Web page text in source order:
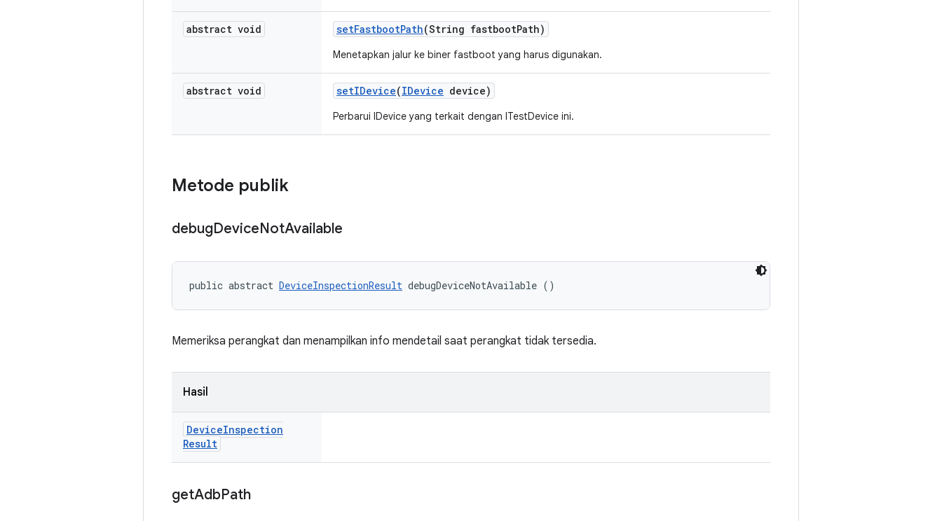
abstract void setFastbootPath(String fastbootPath)
Menetapkan jalur ke biner fastboot yang harus digunakan.
abstract void setIDevice(IDevice device)
Perbarui IDevice yang terkait dengan ITestDevice ini.
Metode publik
debugDeviceNotAvailable
public abstract DeviceInspectionResult debugDeviceNotAvailable ()
Memeriksa perangkat dan menampilkan info mendetail saat perangkat tidak tersedia.
Hasil
DeviceInspection
Result
getAdbPath